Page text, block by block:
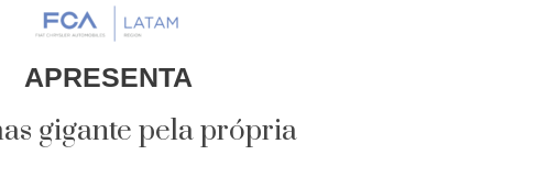
APRESENTA
gigante pela própria